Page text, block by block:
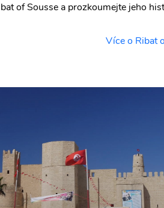
of Sousse a prozkoumejte jeho
Více o Ribat